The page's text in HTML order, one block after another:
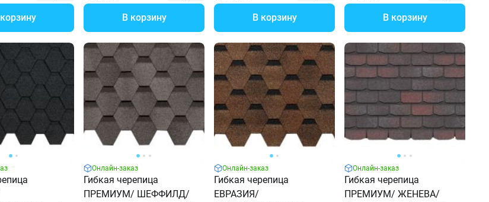
В корзину В корзину В корзину
Онлайн-заказ
Гибкая черепица
ПРЕМИУМ/ ШЕФФИЛД/
Онлайн-заказ
Гибкая черепица
ЕВРАЗИЯ/
Онлайн-заказ
Гибкая черепица
ПРЕМИУМ/ ЖЕНЕВА/